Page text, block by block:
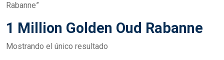
Rabanne”
1 Million Golden Oud Rabanne
Mostrando el único resultado